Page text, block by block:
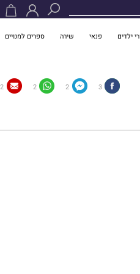
ילדים פנאי שירה ספרים למנויים
3
2
2
2